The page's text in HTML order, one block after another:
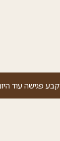
קבע פגישה עוד